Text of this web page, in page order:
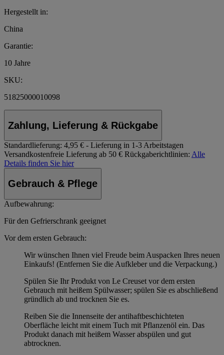
Hergestellt in:
China
Garantie:
10 Jahre
SKU:
51825000010098
Zahlung, Lieferung & Rückgabe
Standardlieferung: 4,95 € - Lieferung in 1-3 Arbeitstagen
Versandkostenfreie Lieferung ab 50 € Rückgaberichtlinien: Alle
Details finden Sie hier
Gebrauch & Pflege
Aufbewahrung:
Für den Gefrierschrank geeignet
Vor dem ersten Gebrauch:
Wir wünschen Ihnen viel Freude beim Auspacken Ihres neuen
Einkaufs! (Entfernen Sie die Aufkleber und die Verpackung.)
Spülen Sie Ihr Produkt von Le Creuset vor dem ersten
Gebrauch mit heißem Spülwasser; spülen Sie es abschließend
gründlich ab und trocknen Sie es.
Reiben Sie die Innenseite der antihaftbeschichteten
Oberfläche leicht mit einem Tuch mit Pflanzenöl ein. Das
Produkt danach mit heißem Wasser abspülen und gut
abtrocknen.